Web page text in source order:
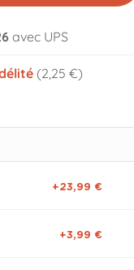
avec UPS
(2,25 €)
+23,99 €
+3,99 €